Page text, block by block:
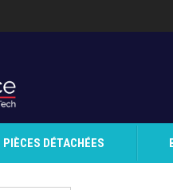
PIÈCES DÉTACHÉES